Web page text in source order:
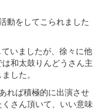
動をしてこられました
いましたが、徐々に他
和太鼓りんどうさん主
した。
れば積極的に出演させ
さん頂いて、いい意味